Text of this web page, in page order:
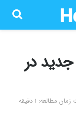
جدید در
مطالعه: 1 دقیقه